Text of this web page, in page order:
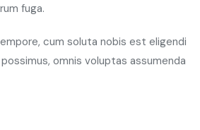
fuga.
cum soluta nobis est eligendi
omnis voluptas assumenda